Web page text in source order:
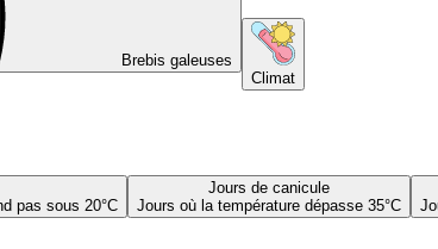
Brebis galeuses
Climat
pas sous 20°C
Jours de canicule
Jours où la température dépasse 35°C